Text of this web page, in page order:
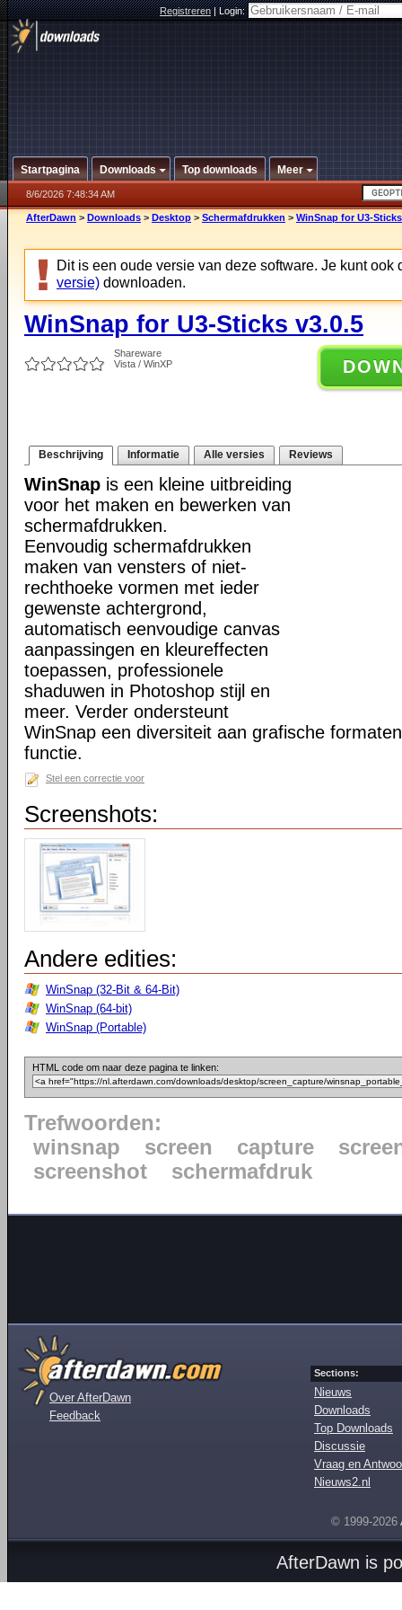
Registreren|Login:
Startpagina Downloads Top downloads Meer
8/6/2026 7:48:34 AM
AfterDawn > Downloads > Desktop > Schermafdrukken > WinSnap for U3-
Dit is een oude versie van deze software. Je kunt ook
versie) downloaden.
WinSnap for U3-Sticks v3.0.5
Shareware
Vista / WinXP
Beschrijving Informatie Alle versies Reviews
WinSnap is een kleine uitbreiding
voor het maken en bewerken van
schermafdrukken.
Eenvoudig schermafdrukken
maken van vensters of niet-
rechthoeke vormen met ieder
gewenste achtergrond,
automatisch eenvoudige canvas
aanpassingen en kleureffecten
toepassen, professionele
shaduwen in Photoshop stijl en
meer. Verder ondersteunt
WinSnap een diversiteit aan grafische
functie.
Stel een correctie voor
Screenshots:
Andere edities:
WinSnap (32-Bit & 64-Bit)
WinSnap (64-bit)
WinSnap (Portable)
HTML code om naar deze pagina te linken:
Trefwoorden:
winsnap
screen capture
screenshot
schermafdruk
Over AfterDawn
Feedback
Sections:
Nieuws
Downloads
Top Downloads
Discussie
Vraag en
Nieuws2.nl
© 1999-2026
AfterDawn is